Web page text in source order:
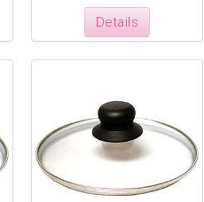
Details